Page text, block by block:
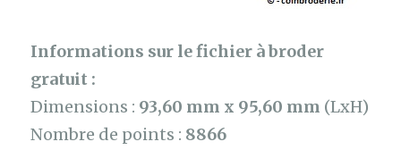
Informations sur le fichier à broder
gratuit :
Dimensions : 93,60 mm x 95,60 mm (LxH)
Nombre de points : 8866